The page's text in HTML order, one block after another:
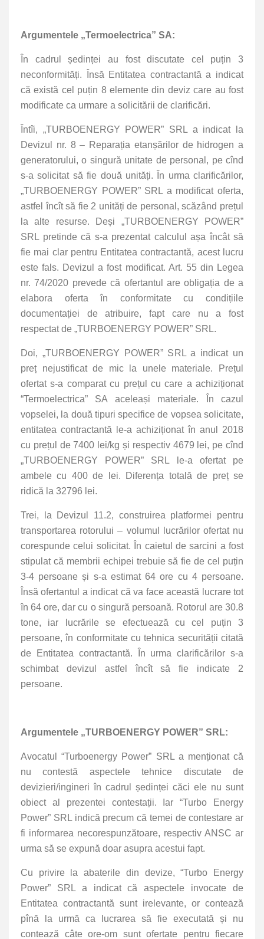
Argumentele „Termoelectrica” SA:
În cadrul ședinței au fost discutate cel puțin 3
neconformități. Însă Entitatea contractantă a indicat
că există cel puțin 8 elemente din deviz care au fost
modificate ca urmare a solicitării de clarificări.
Întîi, „TURBOENERGY POWER” SRL a indicat la
Devizul nr. 8 – Reparația etanșărilor de hidrogen a
generatorului, o singură unitate de personal, pe cînd
s-a solicitat să fie două unități. În urma clarificărilor,
„TURBOENERGY POWER” SRL a modificat oferta,
astfel încît să fie 2 unități de personal, scăzând prețul
la alte resurse. Deși „TURBOENERGY POWER”
SRL pretinde că s-a prezentat calculul așa încât să
fie mai clar pentru Entitatea contractantă, acest lucru
este fals. Devizul a fost modificat. Art. 55 din Legea
nr. 74/2020 prevede că ofertantul are obligația de a
elabora oferta în conformitate cu condițiile
documentației de atribuire, fapt care nu a fost
respectat de „TURBOENERGY POWER” SRL.
Doi, „TURBOENERGY POWER” SRL a indicat un
preț nejustificat de mic la unele materiale. Prețul
ofertat s-a comparat cu prețul cu care a achiziționat
“Termoelectrica” SA aceleași materiale. În cazul
vopselei, la două tipuri specifice de vopsea solicitate,
entitatea contractantă le-a achiziționat în anul 2018
cu prețul de 7400 lei/kg și respectiv 4679 lei, pe cînd
„TURBOENERGY POWER” SRL le-a ofertat pe
ambele cu 400 de lei. Diferența totală de preț se
ridică la 32796 lei.
Trei, la Devizul 11.2, construirea platformei pentru
transportarea rotorului – volumul lucrărilor ofertat nu
corespunde celui solicitat. În caietul de sarcini a fost
stipulat că membrii echipei trebuie să fie de cel puțin
3-4 persoane și s-a estimat 64 ore cu 4 persoane.
Însă ofertantul a indicat că va face această lucrare tot
în 64 ore, dar cu o singură persoană. Rotorul are 30.8
tone, iar lucrările se efectuează cu cel puțin 3
persoane, în conformitate cu tehnica securității citată
de Entitatea contractantă. În urma clarificărilor s-a
schimbat devizul astfel încît să fie indicate 2
persoane.
Argumentele „TURBOENERGY POWER” SRL:
Avocatul “Turboenergy Power” SRL a menționat că
nu contestă aspectele tehnice discutate de
devizieri/ingineri în cadrul ședinței căci ele nu sunt
obiect al prezentei contestații. Iar “Turbo Energy
Power” SRL indică precum că temei de contestare ar
fi informarea necorespunzătoare, respectiv ANSC ar
urma să se expună doar asupra acestui fapt.
Cu privire la abaterile din devize, “Turbo Energy
Power” SRL a indicat că aspectele invocate de
Entitatea contractantă sunt irelevante, or contează
pînă la urmă ca lucrarea să fie executată și nu
contează câte ore-om sunt ofertate pentru fiecare